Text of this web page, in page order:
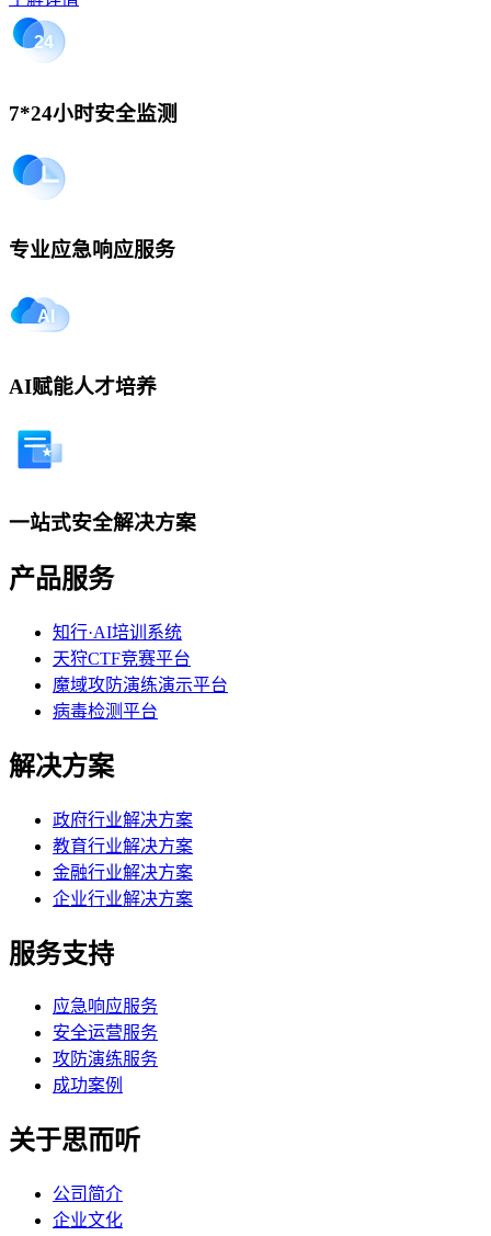
7*24小时安全监测
专业应急响应服务
AI赋能人才培养
一站式安全解决方案
产品服务
知行·AI培训系统
天狩CTF竞赛平台
魔域攻防演练演示平台
病毒检测平台
解决方案
政府行业解决方案
教育行业解决方案
金融行业解决方案
企业行业解决方案
服务支持
应急响应服务
安全运营服务
攻防演练服务
成功案例
关于思而听
公司简介
企业文化